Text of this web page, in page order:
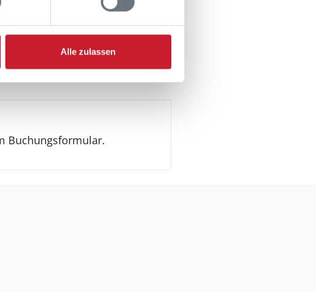
Alle zulassen
Buchungsformular.